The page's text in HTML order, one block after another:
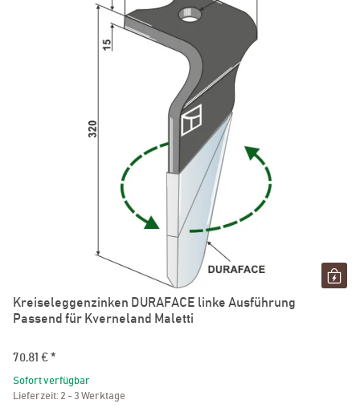
Kreiseleggenzinken DURAFACE linke Ausführung
Passend für Kverneland Maletti
70,81 € *
Sofort verfügbar
Lieferzeit: 2 - 3 Werktage